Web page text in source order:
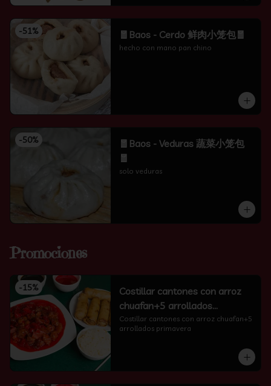
-51% 🧧Baos - Cerdo 鲜肉小笼包🧧
hecho con mano pan chino
-50%
🧧Baos - Veduras 蔬菜小笼包
solo veduras
Promociones
-15%
Costillar cantones con arroz
chuafan+5 arrollados
primavera
Costillar cantones con arroz chuafan+5
arrollados primavera